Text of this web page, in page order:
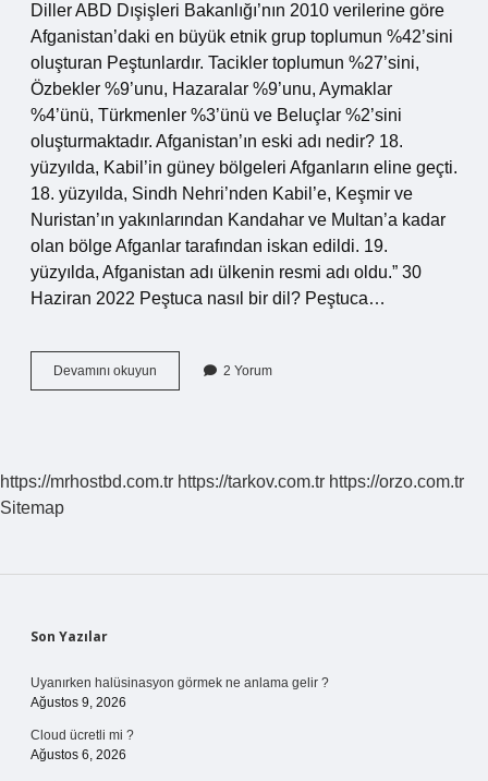
Diller ABD Dışişleri Bakanlığı’nın 2010 verilerine göre
Afganistan’daki en büyük etnik grup toplumun %42’sini
oluşturan Peştunlardır. Tacikler toplumun %27’sini,
Özbekler %9’unu, Hazaralar %9’unu, Aymaklar
%4’ünü, Türkmenler %3’ünü ve Beluçlar %2’sini
oluşturmaktadır. Afganistan’ın eski adı nedir? 18.
yüzyılda, Kabil’in güney bölgeleri Afganların eline geçti.
18. yüzyılda, Sindh Nehri’nden Kabil’e, Keşmir ve
Nuristan’ın yakınlarından Kandahar ve Multan’a kadar
olan bölge Afganlar tarafından iskan edildi. 19.
yüzyılda, Afganistan adı ülkenin resmi adı oldu.” 30
Haziran 2022 Peştuca nasıl bir dil? Peştuca…
Devamını okuyun Afganistan
Kaç
2 Yorum
https://mrhostbd.com.tr https://tarkov.com.tr https://orzo.com.tr
Sitemap
Sidebar
Son Yazılar
Uyanırken halüsinasyon görmek ne anlama gelir ?
Ağustos 9, 2026
Cloud ücretli mi ?
Ağustos 6, 2026